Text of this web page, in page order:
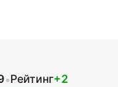
•Рейтинг+2